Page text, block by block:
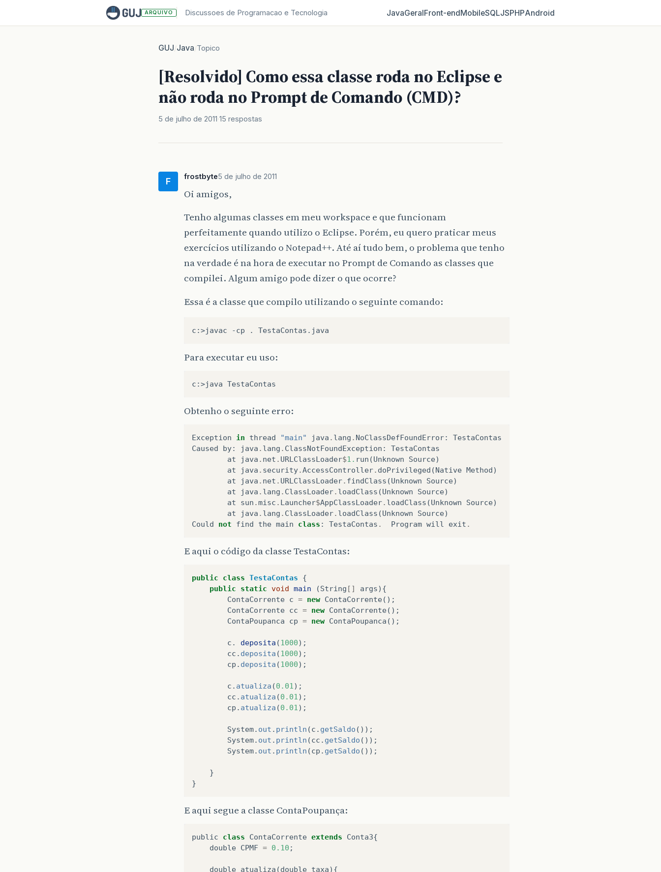
ARQUIVO Discussoes de Programacao e Tecnologia JavaGeralFront‑endMobileSQLJSPHPAndroid
GUJ/Java/Topico
[Resolvido] Como essa classe roda no Eclipse e
não roda no Prompt de Comando (CMD)?
5 de julho de 2011 15 respostas
F frostbyte5 de julho de 2011
Oi amigos,
Tenho algumas classes em meu workspace e que funcionam
perfeitamente quando utilizo o Eclipse. Porém, eu quero praticar meus
exercícios utilizando o Notepad++. Até aí tudo bem, o problema que tenho
na verdade é na hora de executar no Prompt de Comando as classes que
compilei. Algum amigo pode dizer o que ocorre?
Essa é a classe que compilo utilizando o seguinte comando:
Para executar eu uso:
Obtenho o seguinte erro:
Exception in thread "main" java . lang . NoClassDefFoundError:
TestaContas
Caused
by: java . lang . ClassNotFoundException :
TestaContas
at
java . net . URLClassLoader$1. run (Unknown Source)
at
java . security.AccessController. doPrivileged (Native Method)
at
java . net . URLClassLoader. findClass (Unknown Source)
at
java . lang . ClassLoader. loadClass (Unknown Source)
at
sun .misc . Launcher$AppClassLoader. loadClass (Unknown Source)
at
java . lang . ClassLoader. loadClass (Unknown Source)
Could
not find the main class : TestaContas . Program will exit .
E aqui o código da classe TestaContas:
public class TestaContas
{
public
static void main (String [] args){
ContaCorrente c = new ContaCorrente();
ContaCorrente cc = new ContaCorrente();
ContaPoupanca
cp = new ContaPoupanca ();
c . deposita (1000);
cc . deposita (1000);
cp . deposita (1000);
c . atualiza (0.01 );
cc . atualiza (0.01 );
cp . atualiza (0.01 );
System. out . println (c . getSaldo ());
System. out . println (cc . getSaldo ());
System. out . println (cp . getSaldo ());
}
}
E aqui segue a classe ContaPoupança:
public class ContaCorrente extends Conta3{
double CPMF = 0.10 ;
double atualiza (double taxa){